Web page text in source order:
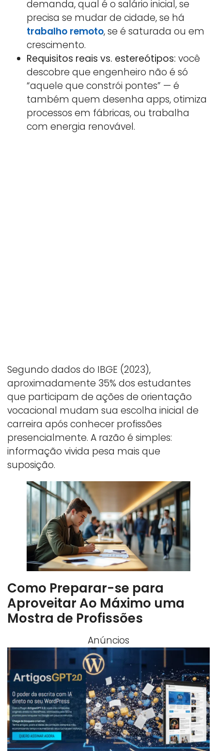
demanda, qual é o salário inicial, se
precisa se mudar de cidade, se há
trabalho remoto, se é saturada ou em
crescimento.
Requisitos reais vs. estereótipos: você
descobre que engenheiro não é só
“aquele que constrói pontes” — é
também quem desenha apps, otimiza
processos em fábricas, ou trabalha
com energia renovável.
Segundo dados do IBGE (2023),
aproximadamente 35% dos estudantes
que participam de ações de orientação
vocacional mudam sua escolha inicial de
carreira após conhecer profissões
presencialmente. A razão é simples:
informação vivida pesa mais que
suposição.
Como Preparar-se para
Aproveitar Ao Máximo uma
Mostra de Profissões
Anúncios